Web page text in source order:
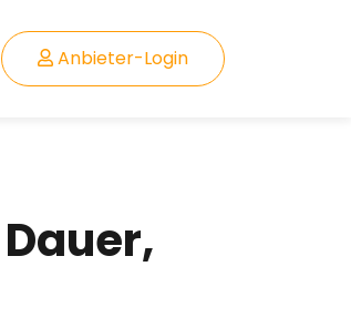
Anbieter-Login